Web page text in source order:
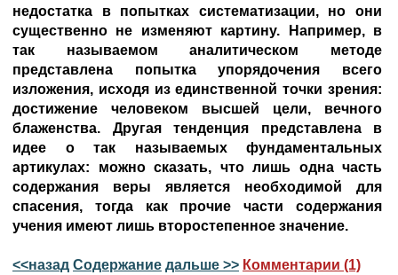
недостатка в попытках систематизации, но они
существенно не изменяют картину. Например, в
так называемом аналитическом методе
представлена попытка упорядочения всего
изложения, исходя из единственной точки зрения:
достижение человеком высшей цели, вечного
блаженства. Другая тенденция представлена в
идее о так называемых фундаментальных
артикулах: можно сказать, что лишь одна часть
содержания веры является необходимой для
спасения, тогда как прочие части содержания
учения имеют лишь второстепенное значение.
<<назад Содержание дальше >> Комментарии (1)